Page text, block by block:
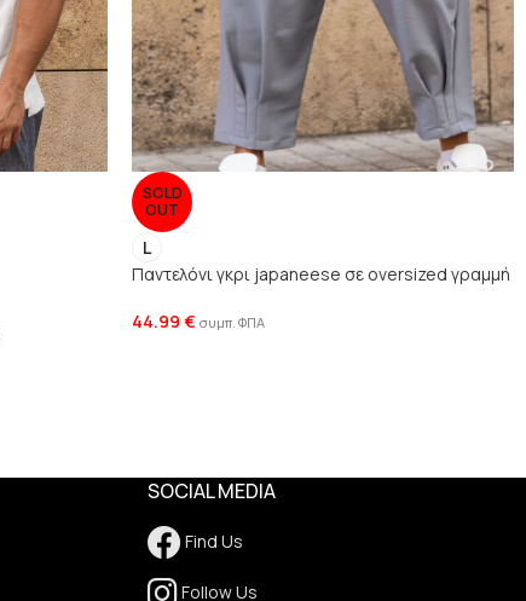
SOLD
OUT
L
Παντελόνι γκρι japaneese σε oversized γραμμή
44.99 € συμπ. ΦΠΑ
SOCIAL MEDIA
Find Us
Follow Us